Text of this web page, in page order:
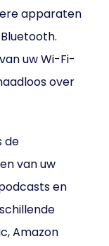
apparaten
uw Wi-Fi-
over
de
van uw
en
Amazon